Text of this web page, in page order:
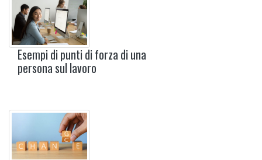
Esempi di punti di forza di una
persona sul lavoro